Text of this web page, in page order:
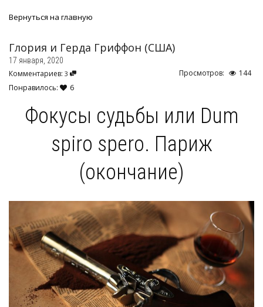
Вернуться на главную
Глория и Герда Гриффон (США)
17 января, 2020
Комментариев: 3 Просмотров:
144
Понравилось:
6
Фокусы судьбы или Dum
spiro spero. Париж
(окончание)